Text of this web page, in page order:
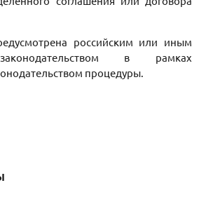
российским или иным
в рамках
процедуры.